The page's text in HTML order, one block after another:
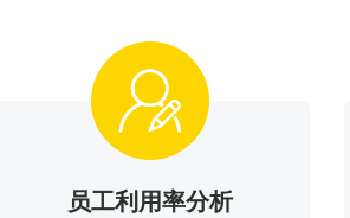
员工利用率分析